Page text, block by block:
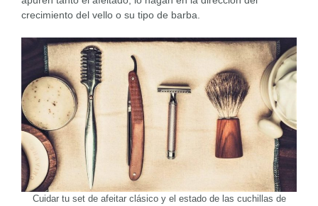
crecimiento del vello o su tipo de barba.
Cuidar tu set de afeitar clásico y el estado de las cuchillas de